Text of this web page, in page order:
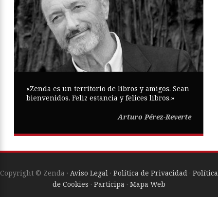
«Zenda es un territorio de libros y amigos. Sean
bienvenidos. Feliz estancia y felices libros.»
Arturo Pérez-Reverte
Copyright © Zenda · Aviso Legal · Política de Privacidad · Política
de Cookies · Participa · Mapa Web